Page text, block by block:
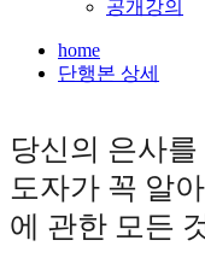
공개강의
home
단행본 상세
당신의 은사를
도자가 꼭 알
에 관한 모든